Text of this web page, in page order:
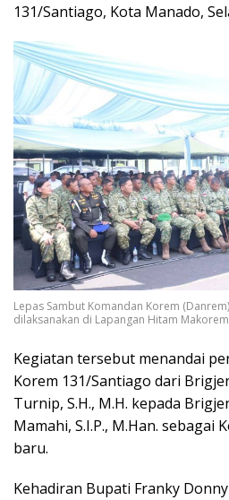
131/Santiago, Kota Manado,
Lepas Sambut Komandan Korem
dilaksanakan di Lapangan Hitam
Kegiatan tersebut menandai
Korem 131/Santiago dari
Turnip, S.H., M.H. kepada
Mamahi, S.I.P., M.Han. sebagai
baru.
Kehadiran Bupati Franky